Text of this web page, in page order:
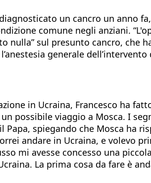
un cancro un anno
comune negli anziani.
sul presunto cancro, che
generale
in Ucraina, Francesco ha
possibile viaggio a Mosca. I
spiegando che Mosca ha
andare in Ucraina, e volevo
mi avesse concesso una
La prima cosa da fare è